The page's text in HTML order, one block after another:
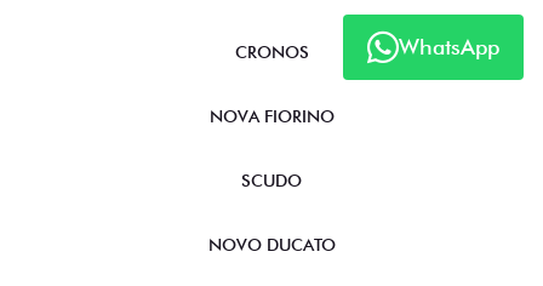
WhatsApp
CRONOS
NOVA FIORINO
SCUDO
NOVO DUCATO